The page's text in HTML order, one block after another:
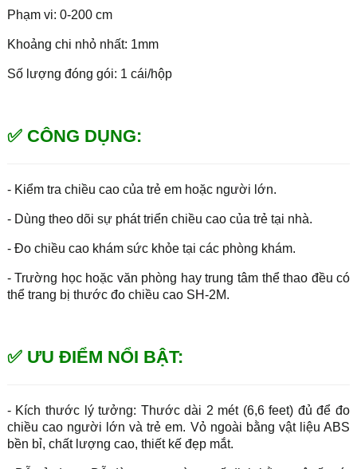
Phạm vi: 0-200 cm
Khoảng chi nhỏ nhất: 1mm
Số lượng đóng gói: 1 cái/hộp
✅ CÔNG DỤNG:
- Kiểm tra chiều cao của trẻ em hoặc người lớn.
- Dùng theo dõi sự phát triển chiều cao của trẻ tại nhà.
- Đo chiều cao khám sức khỏe tại các phòng khám.
- Trường học hoặc văn phòng hay trung tâm thể thao đều có
thể trang bị thước đo chiều cao SH-2M.
✅ ƯU ĐIỂM NỔI BẬT:
- Kích thước lý tưởng: Thước dài 2 mét (6,6 feet) đủ để đo
chiều cao người lớn và trẻ em. Vỏ ngoài bằng vật liệu ABS
bền bỉ, chất lượng cao, thiết kế đẹp mắt.